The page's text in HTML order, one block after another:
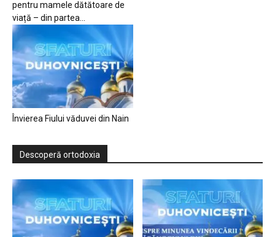
pentru mamele dătătoare de
viață – din partea...
Învierea Fiului văduvei din Nain
Descoperă ortodoxia